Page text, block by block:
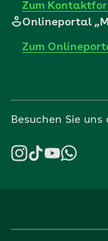
Zum
Onlineportal
Zum
Besuchen Sie